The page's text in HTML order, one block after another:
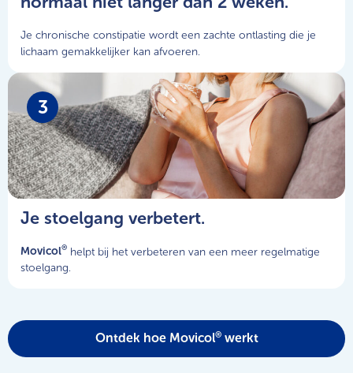
Je chronische constipatie wordt een zachte ontlasting die je
lichaam gemakkelijker kan afvoeren.
3
Je stoelgang verbetert.
Movicol® helpt bij het verbeteren van een meer regelmatige
stoelgang.
Ontdek hoe Movicol®werkt